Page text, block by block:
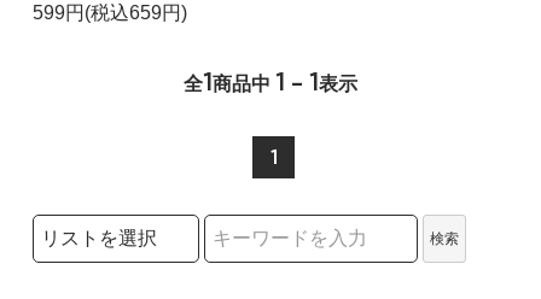
599円(税込659円)
全1商品中 1 - 1表示
1
検索リストの選択
検索